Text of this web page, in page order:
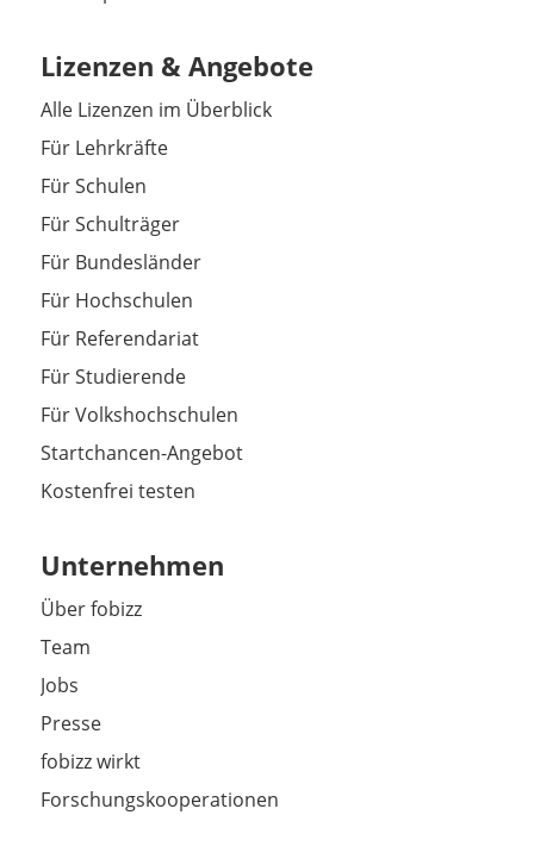
Lizenzen & Angebote
Alle Lizenzen im Überblick
Für Lehrkräfte
Für Schulen
Für Schulträger
Für Bundesländer
Für Hochschulen
Für Referendariat
Für Studierende
Für Volkshochschulen
Startchancen-Angebot
Kostenfrei testen
Unternehmen
Über fobizz
Team
Jobs
Presse
fobizz wirkt
Forschungskooperationen